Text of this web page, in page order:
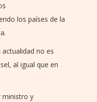
los países de la
actualidad no es
al igual que en
ministro y